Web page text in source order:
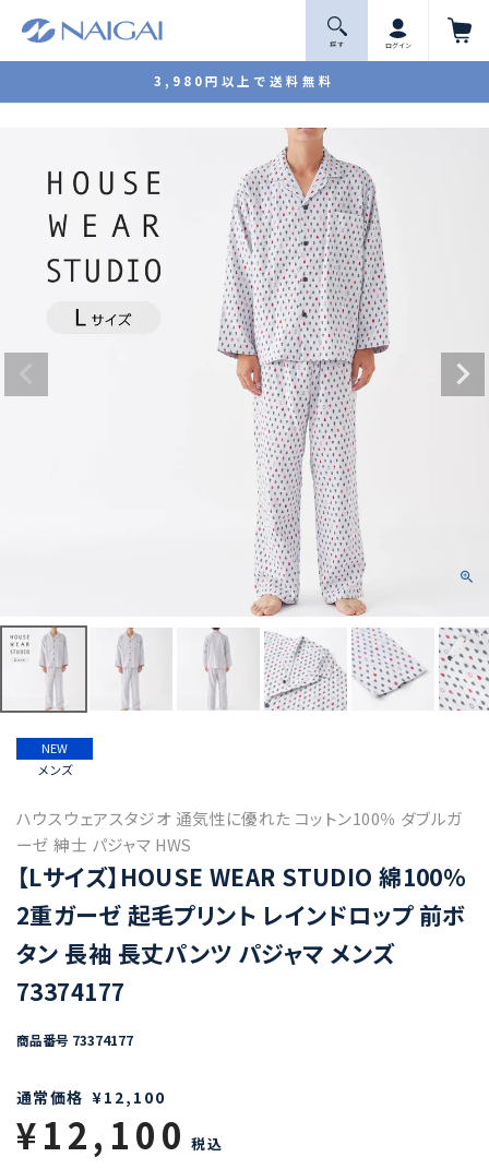
3,980円以上で送料無料
探 す ログイン
NEW
メンズ
ハウスウェアスタジオ 通気性に優れた コットン100％ ダブルガ
ーゼ 紳士 パジャマ HWS
【Lサイズ】HOUSE WEAR STUDIO 綿100％
2重ガーゼ 起毛プリント レインドロップ 前ボ
タン 長袖 長丈パンツ パジャマ メンズ
73374177
商品番号 73374177
通常価格 ¥12,100
¥12,100 税込